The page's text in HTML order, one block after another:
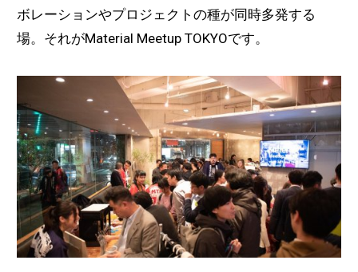
ボレーションやプロジェクトの種が同時多発する
場。それがMaterial Meetup TOKYOです。